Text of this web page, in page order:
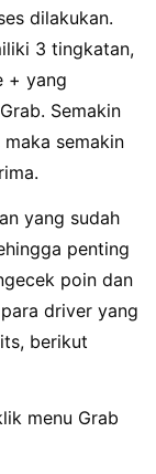
dilakukan.
3 tingkatan,
+ yang
Semakin
semakin
yang sudah
penting
poin dan
driver yang
berikut
menu Grab